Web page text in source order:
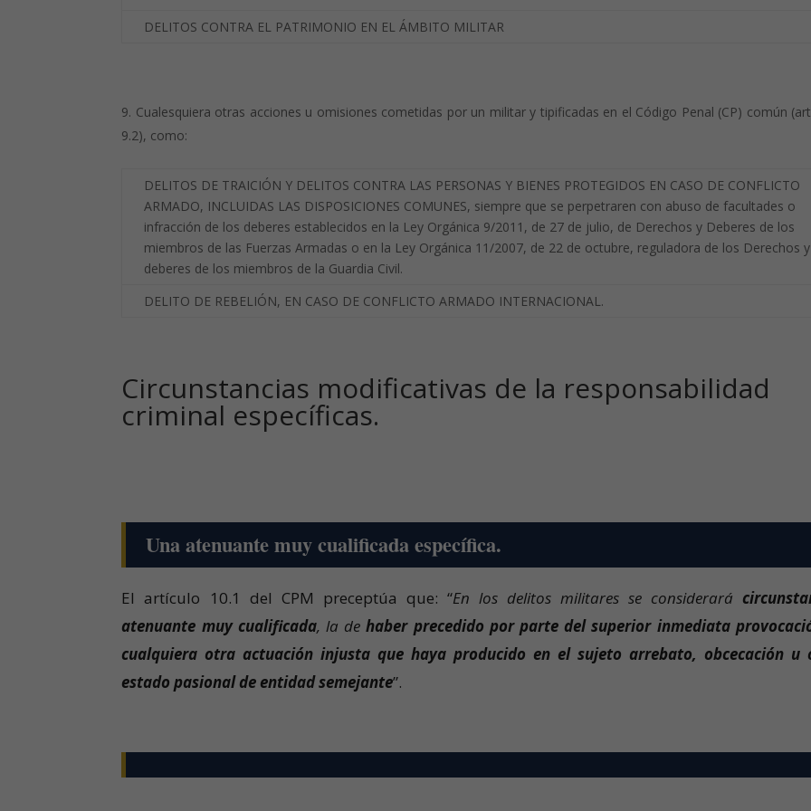
DELITOS CONTRA EL PATRIMONIO EN EL ÁMBITO MILITAR
Cualesquiera otras acciones u omisiones cometidas por un militar y tipificadas en el Código Penal (CP) común
9.2), como:
DELITOS DE TRAICIÓN Y DELITOS CONTRA LAS PERSONAS Y BIENES PROTEGIDOS EN CASO DE CONFLICTO
ARMADO, INCLUIDAS LAS DISPOSICIONES COMUNES, siempre que se perpetraren con abuso de facultades o
infracción de los deberes establecidos en la Ley Orgánica 9/2011, de 27 de julio, de Derechos y Deberes de los
miembros de las Fuerzas Armadas o en la Ley Orgánica 11/2007, de 22 de octubre, reguladora de los Derechos y
deberes de los miembros de la Guardia Civil.
DELITO DE REBELIÓN, EN CASO DE CONFLICTO ARMADO INTERNACIONAL.
Circunstancias modificativas de la responsabilidad
criminal específicas.
Una atenuante muy cualificada específica.
El artículo 10.1 del CPM preceptúa que: “En los delitos militares se considerará
atenuante muy cualificada, la dehaber precedido por parte del superior inmediata
cualquiera otra actuación injusta que haya producido en el sujeto arrebato, obcecación u
estado pasional de entidad semejante”.